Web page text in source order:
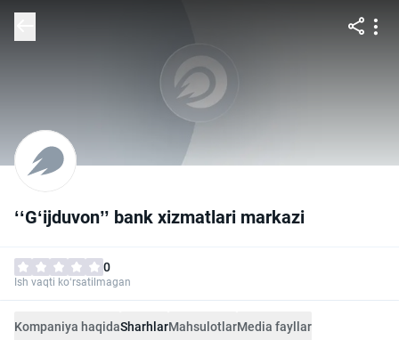
ʻʻG‘ijduvon’’ bank xizmatlari markazi
0
Ish vaqti ko‘rsatilmagan
Kompaniya haqidaSharhlarMahsulotlarMedia fayllar